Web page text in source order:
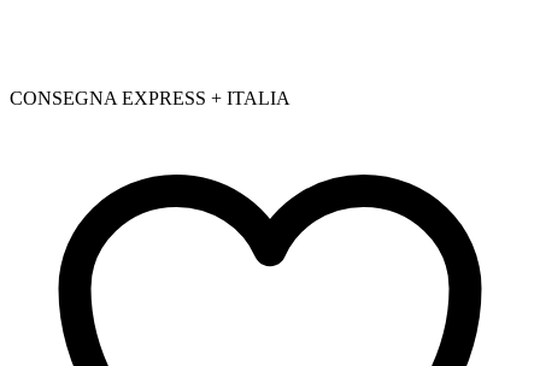
CONSEGNA EXPRESS + ITALIA